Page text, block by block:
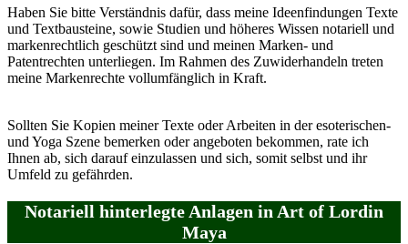
Haben Sie bitte Verständnis dafür, dass meine Ideenfindungen Texte
und Textbausteine, sowie Studien und höheres Wissen notariell und
markenrechtlich geschützt sind und meinen Marken- und
Patentrechten unterliegen. Im Rahmen des Zuwiderhandeln treten
meine Markenrechte vollumfänglich in Kraft.
Sollten Sie Kopien meiner Texte oder Arbeiten in der esoterischen-
und Yoga Szene bemerken oder angeboten bekommen, rate ich
Ihnen ab, sich darauf einzulassen und sich, somit selbst und ihr
Umfeld zu gefährden.
Notariell hinterlegte Anlagen in Art of Lordin
Maya